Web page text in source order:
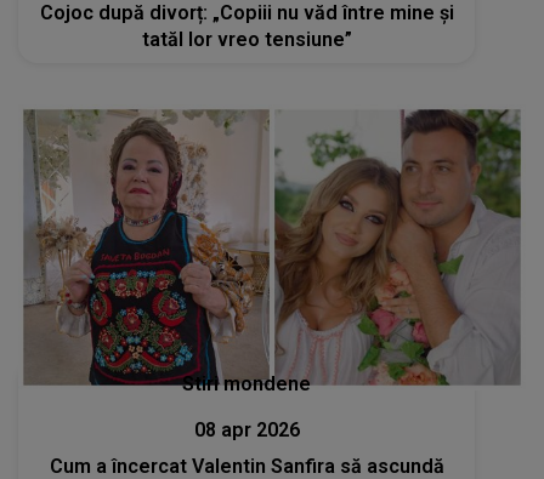
Cojoc după divorț: „Copiii nu văd între mine și
tatăl lor vreo tensiune”
Stiri mondene
08 apr 2026
Cum a încercat Valentin Sanfira să ascundă